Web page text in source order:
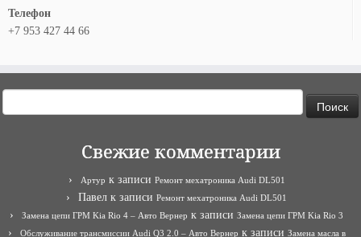
Телефон
+7 953 427 44 66
Свежие комментарии
Артур к записи Ремонт мехатроника Audi DL501
Павел к записи Ремонт мехатроника Audi DL501
Замена цепи ГРМ Kia Rio 4 – Авто Вернер к записи Замена цепи ГРМ Kia Rio 3
Обслуживание трансмиссии Audi Q3 2.0 – Авто Вернер к записи Замена масла в